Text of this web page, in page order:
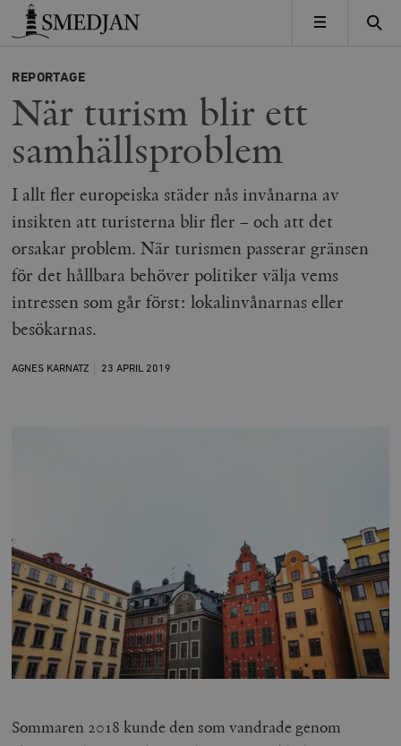
Timbro
MENY
REPORTAGE
När turism blir ett
samhällsproblem
I allt fler europeiska städer nås invånarna av
insikten att turisterna blir fler – och att det
orsakar problem. När turismen passerar gränsen
för det hållbara behöver politiker välja vems
intressen som går först: lokalinvånarnas eller
besökarnas.
AGNES KARNATZ 23 APRIL 2019
Sommaren 2018 kunde den som vandrade genom